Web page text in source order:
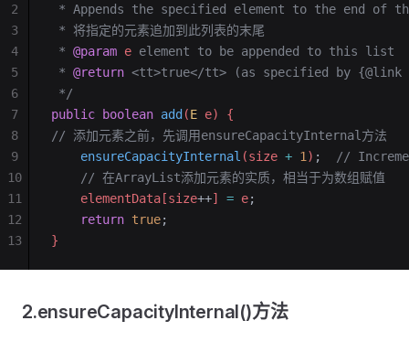
* Appends the specified element to the end of
* 将指定的元素追加到此列表的末尾
* @param e element to be appended to this list
* @return <tt>true</tt> (as specified by {@link
*/
public boolean add (E e) {
// 添加元素之前，先调用ensureCapacityInternal方法
    ensureCapacityInternal
(size + 1 ) ;
//
    // 在ArrayList添加元素的实质，相当于为数组赋值
    elementData[size
++] = e;
    return
true;
}
2
3
4
5
6
7
8
9
10
11
12
13
2.ensureCapacityInternal()方法